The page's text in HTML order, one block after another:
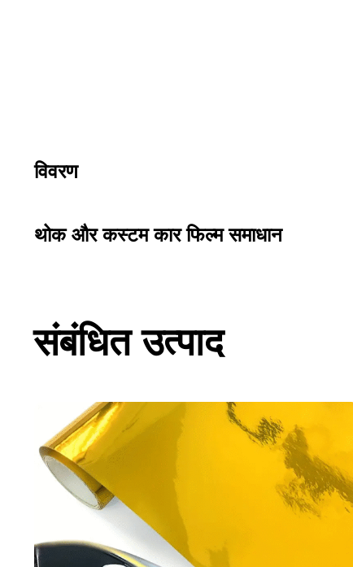
विवरण
थोक और कस्टम कार फिल्म समाधान
संबंधित उत्पाद